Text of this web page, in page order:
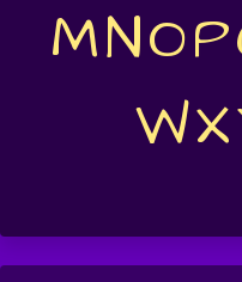
MNOP
WX